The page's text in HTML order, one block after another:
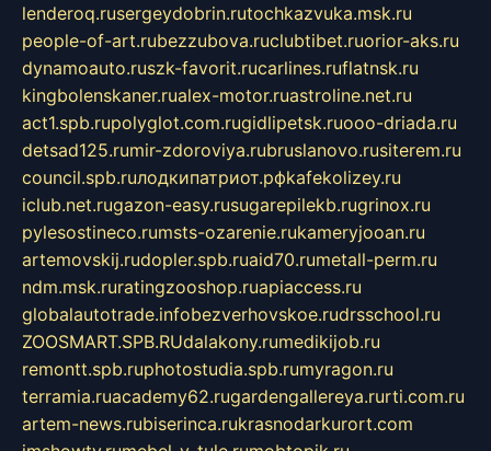
lenderoq.rusergeydobrin.rutochkazvuka.msk.ru
people-of-art.rubezzubova.ruclubtibet.ruorior-aks.ru
dynamoauto.ruszk-favorit.rucarlines.ruflatnsk.ru
kingbolenskaner.rualex-motor.ruastroline.net.ru
act1.spb.rupolyglot.com.rugidlipetsk.ruooo-driada.ru
detsad125.rumir-zdoroviya.rubruslanovo.rusiterem.ru
council.spb.ruлодкипатриот.рфkafekolizey.ru
iclub.net.rugazon-easy.rusugarepilekb.rugrinox.ru
pylesostineco.rumsts-ozarenie.rukameryjooan.ru
artemovskij.rudopler.spb.ruaid70.rumetall-perm.ru
ndm.msk.ruratingzooshop.ruapiaccess.ru
globalautotrade.infobezverhovskoe.rudrsschool.ru
ZOOSMART.SPB.RUdalakony.rumedikijob.ru
remontt.spb.ruphotostudia.spb.rumyragon.ru
terramia.ruacademy62.rugardengallereya.rurti.com.ru
artem-news.rubiserinca.rukrasnodarkurort.com